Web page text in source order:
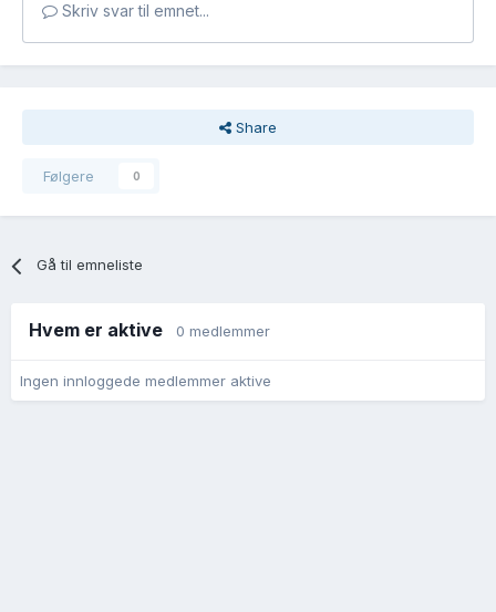
Skriv svar til emnet...
Share
Følgere 0
Gå til emneliste
Hvem er aktive 0 medlemmer
Ingen innloggede medlemmer aktive